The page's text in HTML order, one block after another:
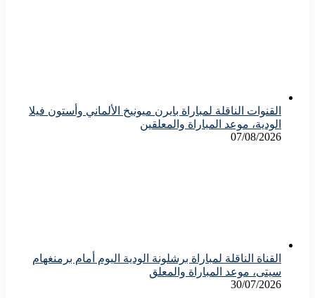
القنوات الناقلة لمباراة بايرن ميونيخ الألماني وأستون فيلا
الودية، موعد المباراة والمعلقين
07/08/2026
القناة الناقلة لمباراة برشلونة الودية اليوم أمام برمنغهام
سيتى، موعد المباراة والمعلق
30/07/2026